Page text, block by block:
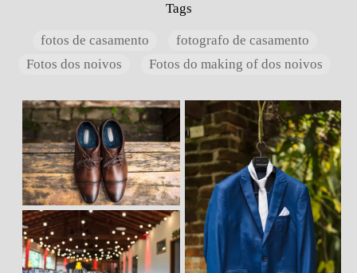
Tags
fotos de casamento
fotografo de casamento
Fotos dos noivos
Fotos do making of dos noivos